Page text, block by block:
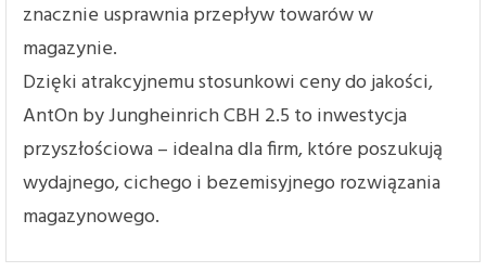
znacznie usprawnia przepływ towarów w
magazynie.
Dzięki atrakcyjnemu stosunkowi ceny do jakości,
AntOn by Jungheinrich CBH 2.5 to inwestycja
przyszłościowa – idealna dla firm, które poszukują
wydajnego, cichego i bezemisyjnego rozwiązania
magazynowego.